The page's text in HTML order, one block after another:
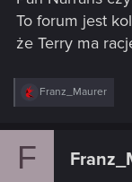
To forum jest
że Terry ma
R
c
Franz_Maurer
F